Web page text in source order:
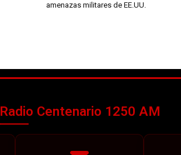
amenazas militares de EE.UU.
Radio Centenario 1250 AM